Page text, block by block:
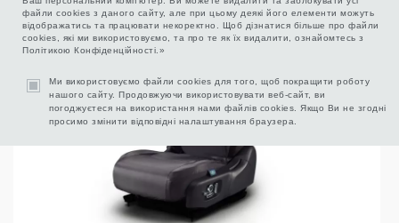
файли cookies з даного сайту, але при цьому деякі його елементи можуть
відображатись та працювати некоректно. Щоб дізнатися більше про файли
cookies, які ми використовуємо, та про те як їх видалити, ознайомтесь з
Політикою Конфіденційності.»
Ми використовуємо файли cookies для того, щоб покращити роботу
нашого сайту. Продовжуючи використовувати веб-сайт, ви
погоджуєтеся на використання нами файлів cookies. Якщо Ви не згодні
просимо змінити відповідні налаштування браузера.